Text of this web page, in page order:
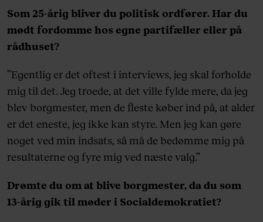
Som 25-årig bliver du politisk ordfører. Har du
mødt fordomme hos egne partifæller eller på
rådhuset?
”Egentlig er det oftest i interviews, jeg skal forholde
mig til det. Jeg troede, at det ville fylde mere, da jeg
blev borgmester, men de fleste køber ind på, at alder
er det eneste, jeg ikke kan styre. Men jeg kan gøre
noget ved min indsats, så må de bedømme mig på
resultaterne og fyre mig ved næste valg.”
Drømte du om at blive borgmester, da du som
13-årig gik til møder i Socialdemokratiet?